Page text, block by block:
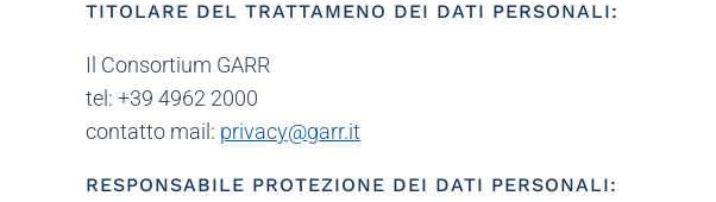
TITOLARE DEL TRATTAMENO DEI DATI PERSONALI:
Il Consortium GARR
tel: +39 4962 2000
contatto mail: privacy@garr.it
RESPONSABILE PROTEZIONE DEI DATI PERSONALI: